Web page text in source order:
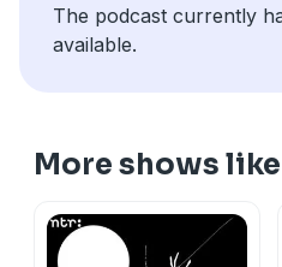
The podcast currently
available.
More shows